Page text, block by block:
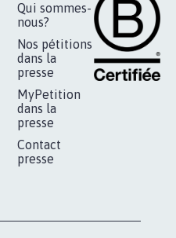
Qui sommes-
nous?
Nos pétitions
dans la
presse
MyPetition
dans la
presse
Contact
presse